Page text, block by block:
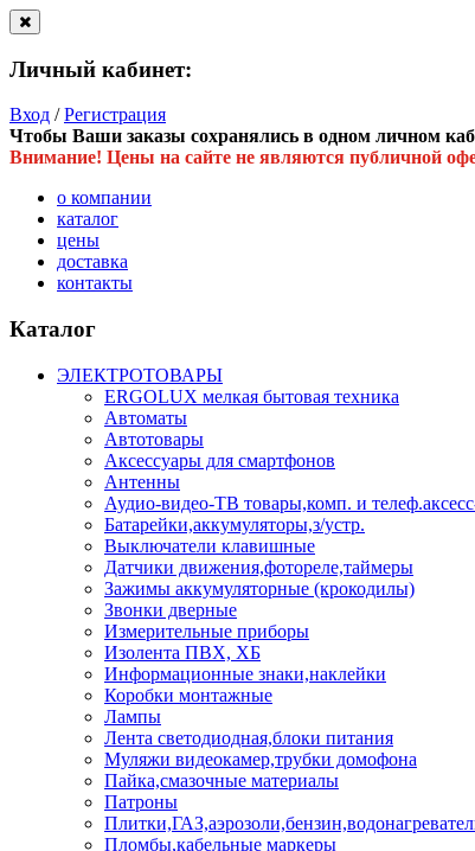
Личный кабинет:
Вход /Регистрация
Чтобы Ваши заказы сохранялись в одном личном
Внимание! Цены на сайте не являются публичной
о компании
каталог
цены
доставка
контакты
Каталог
ЭЛЕКТРОТОВАРЫ
ERGOLUX мелкая бытовая техника
Автоматы
Автотовары
Аксессуары для смартфонов
Антенны
Аудио-видео-ТВ товары,комп. и
Батарейки,аккумуляторы,з/устр.
Выключатели клавишные
Датчики движения,фотореле,таймеры
Зажимы аккумуляторные (крокодилы)
Звонки дверные
Измерительные приборы
Изолента ПВХ, ХБ
Информационные знаки,наклейки
Коробки монтажные
Лампы
Лента светодиодная,блоки питания
Муляжи видеокамер,трубки домофона
Пайка,смазочные материалы
Патроны
Пломбы,кабельные маркеры